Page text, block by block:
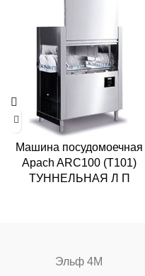
Машина посудомоечная
Apach ARC100 (T101)
ТУННЕЛЬНАЯ Л П
Эльф 4М